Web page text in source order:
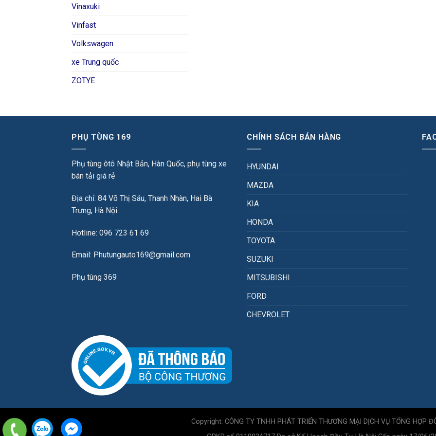
Vinaxuki
Vinfast
Volkswagen
xe Trung quốc
ZOTYE
PHỤ TÙNG 169
Phụ tùng ôtô Nhật Bản, Hàn Quốc, phụ tùng xe
bán tải giá rẻ
Địa chỉ: 84 Võ Thị Sáu, Thanh Nhàn, Hai Bà
Trưng, Hà Nội
Hotline: 096 723 61 69
Email: Phutungauto169@gmail.com
Phụ tùng 369
CHÍNH SÁCH BÁN HÀNG
HYUNDAI
MAZDA
KIA
HONDA
TOYOTA
SUZUKI
MITSUBISHI
FORD
CHEVROLET
Copyright: CÔNG TY TNHH PHÁT TRIỂN THƯƠNG MẠI DỊCH VỤ TỔNG HỢP